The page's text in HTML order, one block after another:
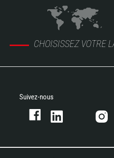
CHOISISSEZ VOTRE
Suivez-nous